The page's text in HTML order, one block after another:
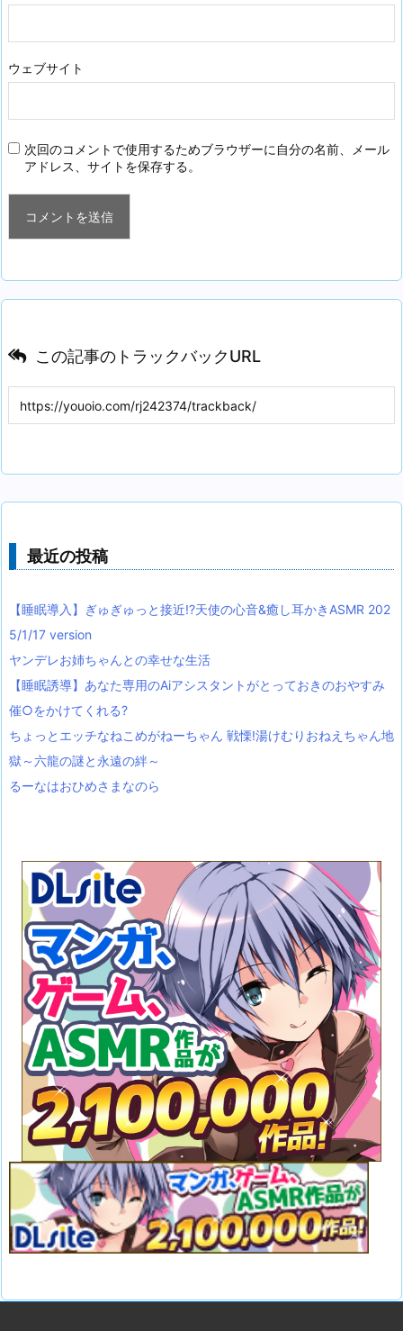
ウェブサイト
次回のコメントで使用するためブラウザーに自分の名前、メール
アドレス、サイトを保存する。
この記事のトラックバックURL
最近の投稿
【睡眠導入】ぎゅぎゅっと接近!?天使の心音&癒し耳かきASMR 202
5/1/17 version
ヤンデレお姉ちゃんとの幸せな生活
【睡眠誘導】あなた専用のAiアシスタントがとっておきのおやすみ
催○をかけてくれる?
ちょっとエッチなねこめがねーちゃん 戦慄!湯けむりおねえちゃん地
獄～六龍の謎と永遠の絆～
るーなはおひめさまなのら